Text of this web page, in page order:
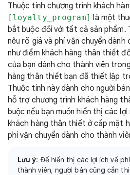
Thuộc tính chương trình khách
[loyalty_program]
là một
bắt buộc đối với tất cả sản phẩm.
nêu rõ giá và phí vận chuyển dành
như điểm khách hàng thân thiết
của bạn dành cho thành viên
hàng thân thiết bạn đã thiết lập
Thuộc tính này dành cho người
hỗ trợ chương trình khách hàng
buộc nếu bạn muốn hiển thị các
khách hàng thân thiết ở cấp mặt
phí vận chuyển dành cho thành
Lưu ý: Để hiển thị các lợi ích về
thành viên, người bán cũng cần